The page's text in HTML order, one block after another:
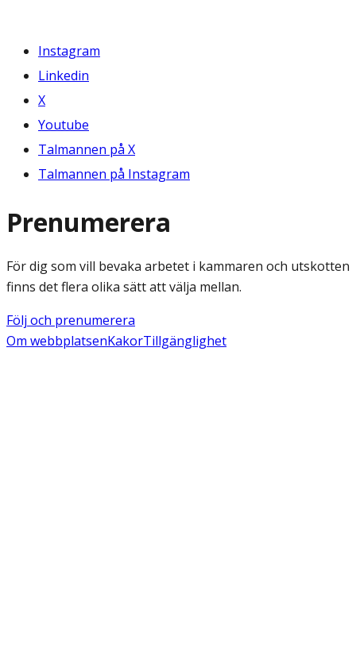
Instagram
Linkedin
X
Youtube
Talmannen på X
Talmannen på Instagram
Prenumerera
För dig som vill bevaka arbetet i kammaren och utskotten
finns det flera olika sätt att välja mellan.
Följ och prenumerera
Om webbplatsenKakorTillgänglighet